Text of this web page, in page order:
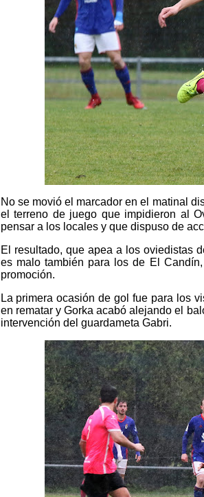
No se movió el marcador en el matinal
el terreno de juego que impidieron al
pensar a los locales y que dispuso de
El resultado, que apea a los oviedistas
es malo también para los de El
promoción.
La primera ocasión de gol fue para los
en rematar y Gorka acabó alejando el
intervención del guardameta Gabri.